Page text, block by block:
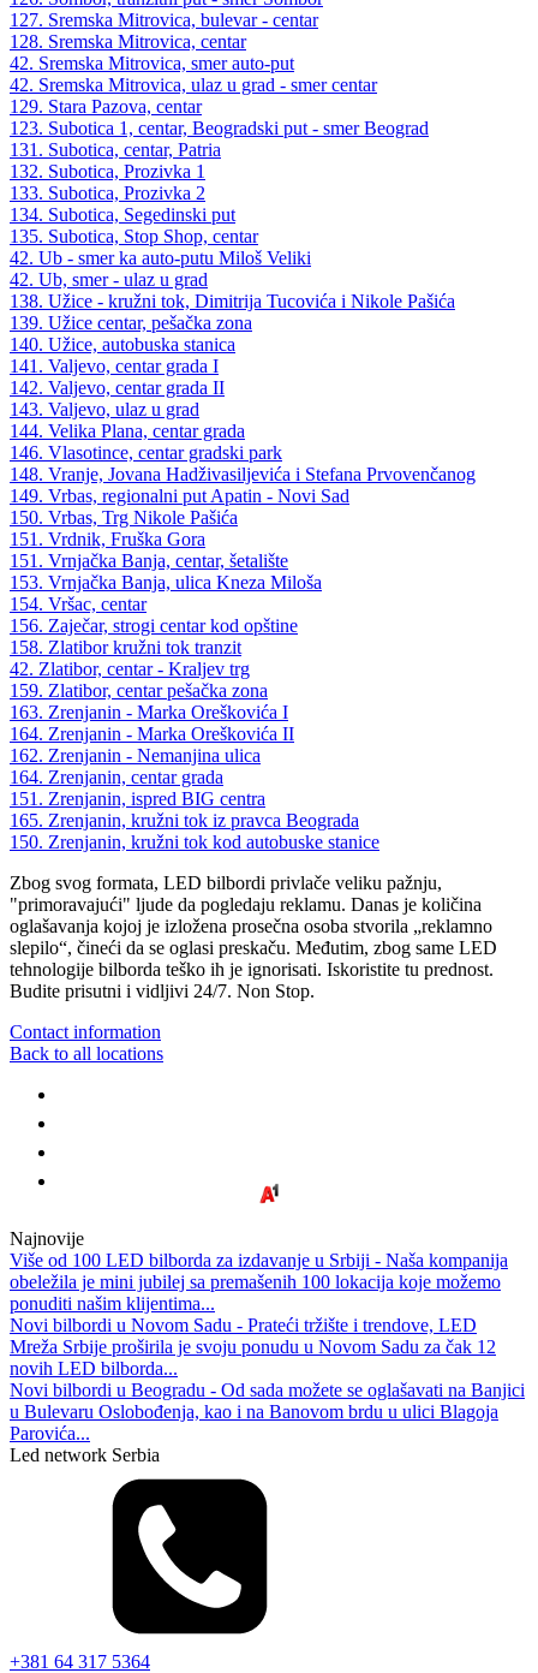
127. Sremska Mitrovica, bulevar - centar
128. Sremska Mitrovica, centar
42. Sremska Mitrovica, smer auto-put
42. Sremska Mitrovica, ulaz u grad - smer centar
129. Stara Pazova, centar
123. Subotica 1, centar, Beogradski put - smer Beograd
131. Subotica, centar, Patria
132. Subotica, Prozivka 1
133. Subotica, Prozivka 2
134. Subotica, Segedinski put
135. Subotica, Stop Shop, centar
42. Ub - smer ka auto-putu Miloš Veliki
42. Ub, smer - ulaz u grad
138. Užice - kružni tok, Dimitrija Tucovića i Nikole Pašića
139. Užice centar, pešačka zona
140. Užice, autobuska stanica
141. Valjevo, centar grada I
142. Valjevo, centar grada II
143. Valjevo, ulaz u grad
144. Velika Plana, centar grada
146. Vlasotince, centar gradski park
148. Vranje, Jovana Hadživasiljevića i Stefana Prvovenčanog
149. Vrbas, regionalni put Apatin - Novi Sad
150. Vrbas, Trg Nikole Pašića
151. Vrdnik, Fruška Gora
151. Vrnjačka Banja, centar, šetalište
153. Vrnjačka Banja, ulica Kneza Miloša
154. Vršac, centar
156. Zaječar, strogi centar kod opštine
158. Zlatibor kružni tok tranzit
42. Zlatibor, centar - Kraljev trg
159. Zlatibor, centar pešačka zona
163. Zrenjanin - Marka Oreškovića I
164. Zrenjanin - Marka Oreškovića II
162. Zrenjanin - Nemanjina ulica
164. Zrenjanin, centar grada
151. Zrenjanin, ispred BIG centra
165. Zrenjanin, kružni tok iz pravca Beograda
150. Zrenjanin, kružni tok kod autobuske stanice
Zbog svog formata, LED bilbordi privlače veliku pažnju,
"primoravajući" ljude da pogledaju reklamu. Danas je količina
oglašavanja kojoj je izložena prosečna osoba stvorila „reklamno
slepilo“, čineći da se oglasi preskaču. Međutim, zbog same LED
tehnologije bilborda teško ih je ignorisati. Iskoristite tu prednost.
Budite prisutni i vidljivi 24/7. Non Stop.
Contact information
Back to all locations
Najnovije
Više od 100 LED bilborda za izdavanje u Srbiji - Naša kompanija
obeležila je mini jubilej sa premašenih 100 lokacija koje možemo
ponuditi našim klijentima...
Novi bilbordi u Novom Sadu - Prateći tržište i trendove, LED
Mreža Srbije proširila je svoju ponudu u Novom Sadu za čak 12
novih LED bilborda...
Novi bilbordi u Beogradu - Od sada možete se oglašavati na Banjici
u Bulevaru Oslobođenja, kao i na Banovom brdu u ulici Blagoja
Parovića...
Led network Serbia
+381 64 317 5364